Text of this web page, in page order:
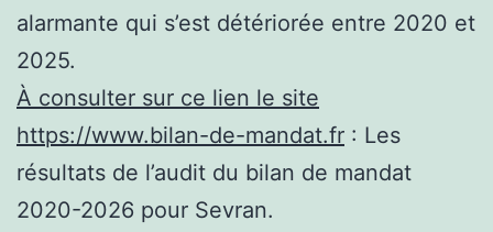
alarmante qui s’est détériorée entre 2020 et
2025.
À consulter sur ce lien le site
https://www.bilan-de-mandat.fr : Les
résultats de l’audit du bilan de mandat
2020-2026 pour Sevran.